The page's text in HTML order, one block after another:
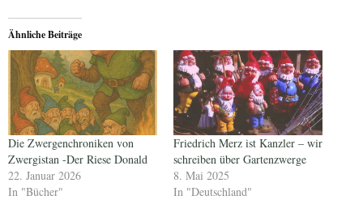
Ähnliche Beiträge
Die Zwergenchroniken von
Zwergistan -Der Riese Donald
22. Januar 2026
In "Bücher"
Friedrich Merz ist Kanzler – wir
schreiben über Gartenzwerge
8. Mai 2025
In "Deutschland"